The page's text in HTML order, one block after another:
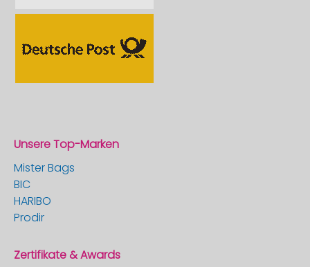
Unsere Top-Marken
Mister Bags
BIC
HARIBO
Prodir
Zertifikate & Awards